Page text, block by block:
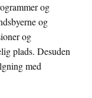
og
og
og
plads. Desuden
med